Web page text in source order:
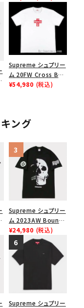
ブラック
Supreme シュプリー
ム 20FW Cross Box
Logo Tee クロスボ
¥54,980 (税込)
ング
Supreme シュプリー
ム 2023AW Bounty
Hunter Skulls Tee
バウンティハンタース
カルズTシャツ ブラッ
ク 黒
¥24,980 (税込)
Supreme シュプリー